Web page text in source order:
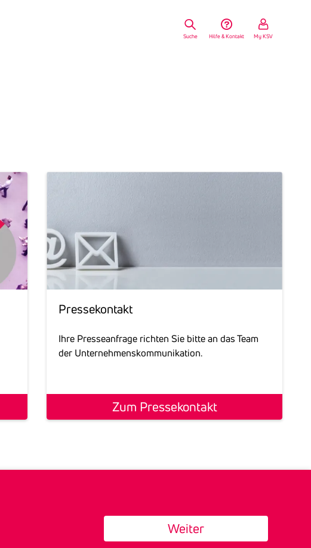
Suche Hilfe & Kontakt My KSV
Pres­se­kon­takt
Ihre Presseanfrage richten Sie bitte an das Team
der Unternehmenskommunikation.
Zum Pressekontakt
Weiter